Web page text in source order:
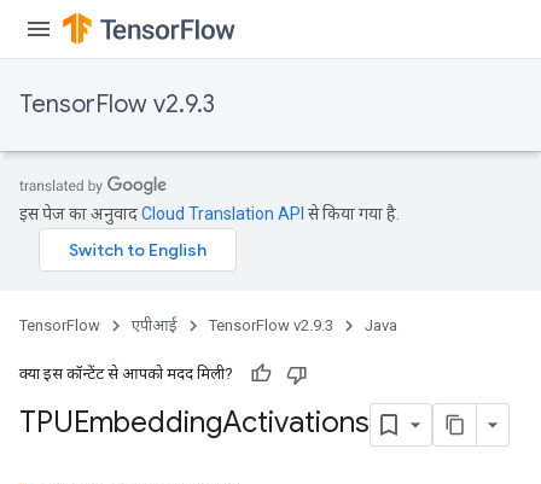
TensorFlow v2.9.3
इस पेज का अनुवादCloud Translation API से किया गया है.
TensorFlow एपीआई TensorFlow v2.9.3 Java
क्या इस कॉन्टेंट से आपको मदद मिली?
TPUEmbeddingActivations